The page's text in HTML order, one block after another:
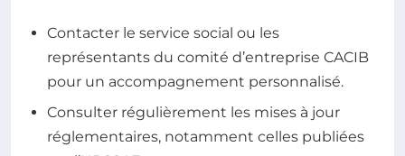
Contacter le service social ou les
représentants du comité d’entreprise CACIB
pour un accompagnement personnalisé.
Consulter régulièrement les mises à jour
réglementaires, notamment celles publiées